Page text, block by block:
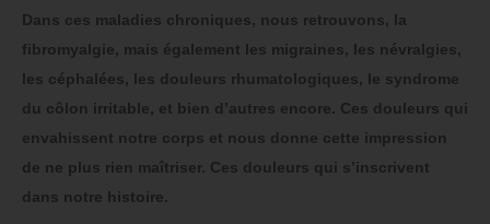
Dans ces maladies chroniques, nous retrouvons, la
fibromyalgie, mais également les migraines, les névralgies,
les céphalées, les douleurs rhumatologiques, le syndrome
du côlon irritable, et bien d’autres encore. Ces douleurs qui
envahissent notre corps et nous donne cette impression
de ne plus rien maîtriser. Ces douleurs qui s’inscrivent
dans notre histoire.